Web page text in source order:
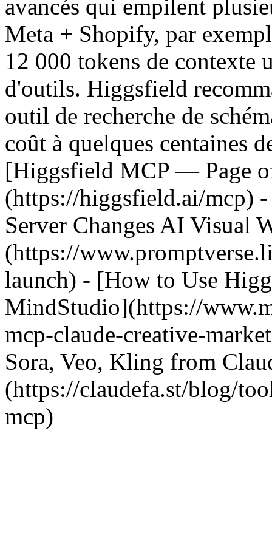
avancés qui empilent
Meta + Shopify, par
12 000 tokens de contexte
d'outils. Higgsfield
outil de recherche de
coût à quelques centaines
[Higgsfield MCP — Page
(https://higgsfield.ai/mcp)
Server Changes AI Visual
(https://
launch) - [How to Use
MindStudio](https://
mcp-claude-creative-
Sora, Veo, Kling from
(https://claudefa.st/blog/
mcp)